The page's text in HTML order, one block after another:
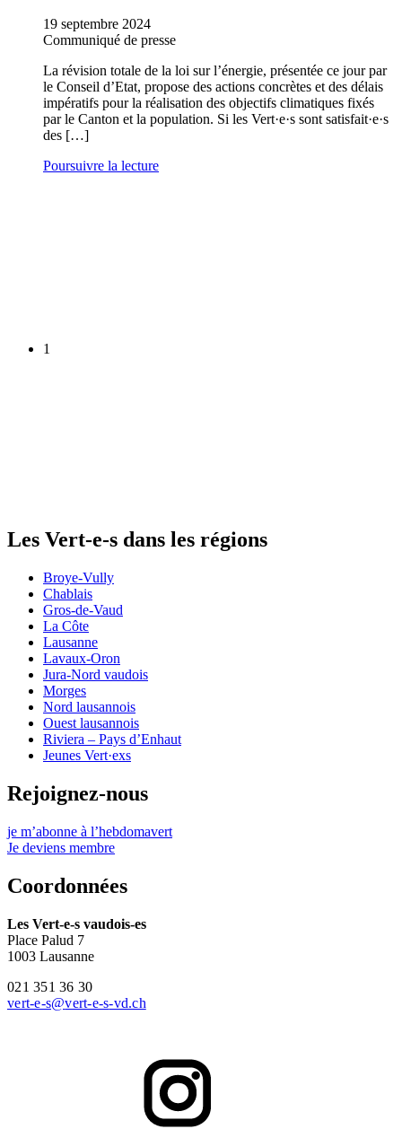
19 septembre 2024
Communiqué de presse
La révision totale de la loi sur l’énergie, présentée ce jour par
le Conseil d’Etat, propose des actions concrètes et des délais
impératifs pour la réalisation des objectifs climatiques fixés
par le Canton et la population. Si les Vert·e·s sont satisfait·e·s
des […]
Poursuivre la lecture
1
Les Vert-e-s dans les régions
Broye-Vully
Chablais
Gros-de-Vaud
La Côte
Lausanne
Lavaux-Oron
Jura-Nord vaudois
Morges
Nord lausannois
Ouest lausannois
Riviera – Pays d’Enhaut
Jeunes Vert·exs
Rejoignez-nous
je m’abonne à l’hebdomavert
Je deviens membre
Coordonnées
Les Vert-e-s vaudois-es
Place Palud 7
1003 Lausanne
021 351 36 30
vert-e-s@vert-e-s-vd.ch